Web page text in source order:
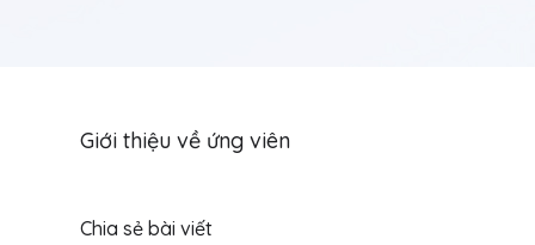
Giới thiệu về ứng viên
Chia sẻ bài viết